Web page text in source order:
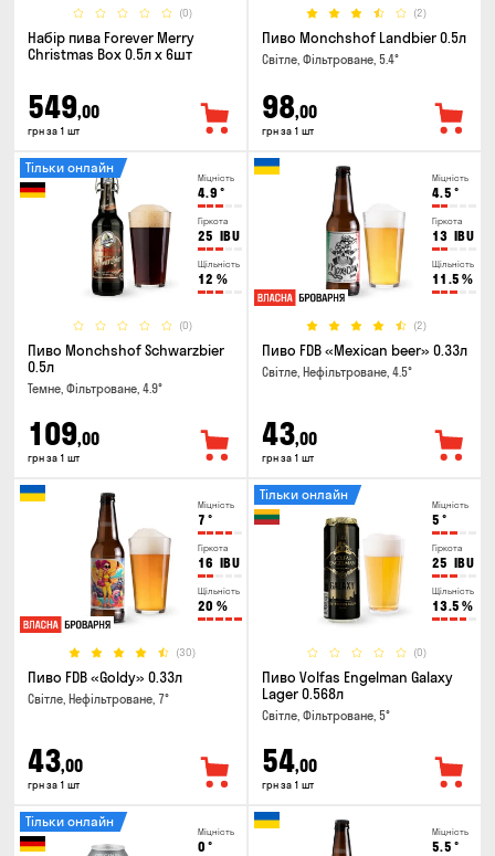
(0)
Набір пива Forever Merry
Christmas Box 0.5л x 6шт
549,00
грн за 1 шт
(2)
Пиво Monchshof Landbier 0.5л
Світле, Фільтроване, 5.4°
98,00
грн за 1 шт
Міцність
4.9 °
Гіркота
25 IBU
Щільність
12 %
(0)
Тільки онлайн
Пиво Monchshof Schwarzbier
0.5л
Темне, Фільтроване, 4.9°
109,00
грн за 1 шт
Міцність
4.5 °
Гіркота
13 IBU
Щільність
11.5 %
(2)
Пиво FDB «Mexican beer» 0.33л
Світле, Нефільтроване, 4.5°
43,00
грн за 1 шт
Міцність
7 °
Гіркота
16 IBU
Щільність
20 %
(30)
Пиво FDB «Goldy» 0.33л
Світле, Нефільтроване, 7°
43,00
грн за 1 шт
Міцність
5 °
Гіркота
25 IBU
Щільність
13.5 %
(0)
Тільки онлайн
Пиво Volfas Engelman Galaxy
Lager 0.568л
Світле, Фільтроване, 5°
54,00
грн за 1 шт
Міцність
0 °
Тільки онлайн
Міцність
5.5 °